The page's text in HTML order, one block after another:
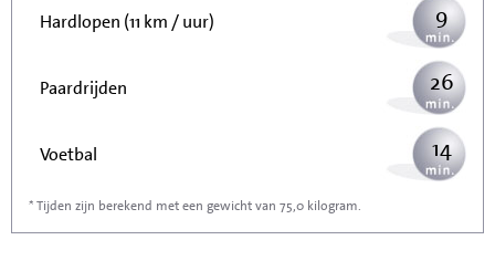
Hardlopen (11 km / uur) 9
Paardrijden 26
Voetbal 14
Stofzuigen
* Tijden zijn berekend met een gewicht van 75,0 kilogram.